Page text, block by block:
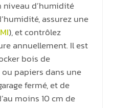
d’humidité
assurez une
), et contrôlez
annuellement. Il est
bois de
papiers dans une
fermé, et de
moins 10 cm de